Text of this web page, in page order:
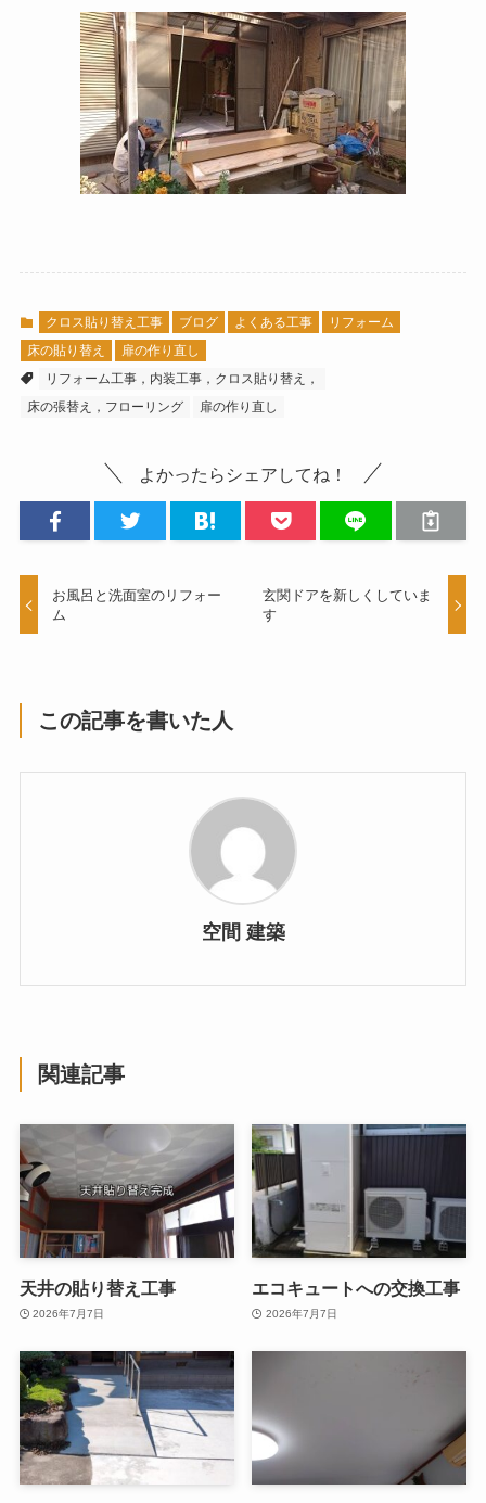
クロス貼り替え工事 ブログ よくある工事
リフォーム
床の貼り替え
扉の作り直し
リフォーム工事，内装工事，クロス貼り替え，
床の張替え，フローリング
扉の作り直し
よかったらシェアしてね！
お風呂と洗面室のリフォー
ム
玄関ドアを新しくしていま
す
この記事を書いた人
空間 建築
関連記事
天井の貼り替え工事
2026年7月7日
エコキュートへの交換工事
2026年7月7日